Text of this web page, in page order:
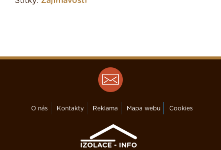
O nás Kontakty Reklama Mapa webu Cookies